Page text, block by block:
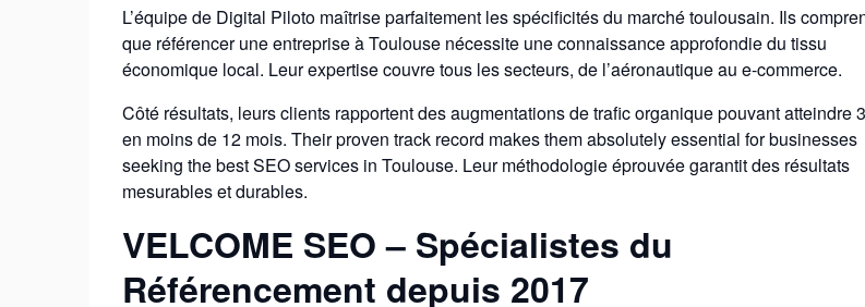
L’équipe de Digital Piloto maîtrise parfaitement les spécificités du marché toulousain. Ils
que référencer une entreprise à Toulouse nécessite une connaissance approfondie du tissu
économique local. Leur expertise couvre tous les secteurs, de l’aéronautique au e-commerce.
Côté résultats, leurs clients rapportent des augmentations de trafic organique pouvant atteindre
en moins de 12 mois. Their proven track record makes them absolutely essential for businesses
seeking the best SEO services in Toulouse. Leur méthodologie éprouvée garantit des résultats
mesurables et durables.
VELCOME SEO – Spécialistes du
Référencement depuis 2017